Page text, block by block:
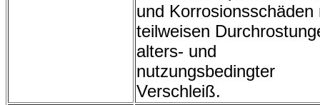
und Korrosionsschäden
teilweisen
alters- und
nutzungsbedingter
Verschleiß.